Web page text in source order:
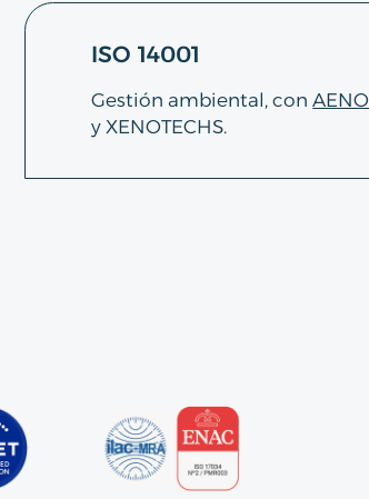
ISO 14001
Gestión ambiental, con
y XENOTECHS.